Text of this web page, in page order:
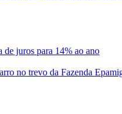
de juros para 14% ao ano
no trevo da Fazenda